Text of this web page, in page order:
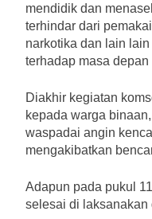
mendidik dan
terhindar dari
narkotika dan lain
terhadap masa
Diakhir kegiatan
kepada warga
waspadai angin
mengakibatkan
Adapun pada pukul
selesai di laksanakan